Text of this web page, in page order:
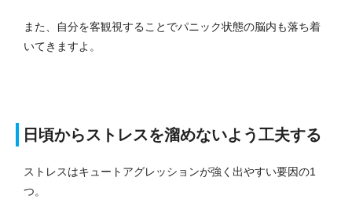
また、自分を客観視することでパニック状態の脳内も落ち着
いてきますよ。
日頃からストレスを溜めないよう工夫する
ストレスはキュートアグレッションが強く出やすい要因の1
つ。